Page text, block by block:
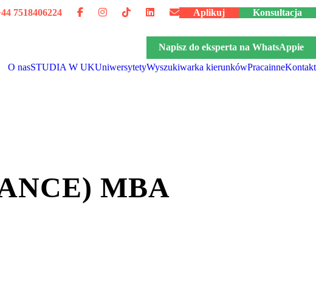
7518406224 Aplikuj Konsultacja
Napisz do eksperta na WhatsAppie
O nasSTUDIA W UKUniwersytetyWyszukiwarka kierunkówPracainneKontakt
MBA